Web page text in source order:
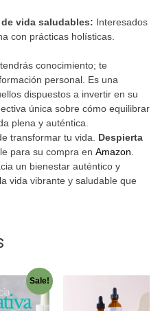
vida saludables: Interesados
con prácticas holísticas.
conocimiento; te
personal. Es una
dispuestos a invertir en su
única sobre cómo equilibrar
plena y auténtica.
transformar tu vida.
Despierta
para su compra en Amazon
un bienestar auténtico y
vida vibrante y saludable que
Sale!